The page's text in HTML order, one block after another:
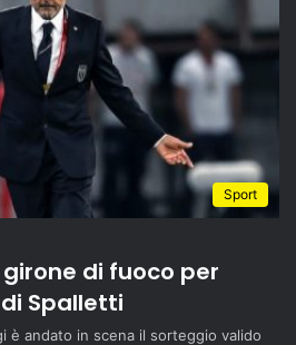
Sport
di fuoco per
Spalletti
è andato in scena il sorteggio valido